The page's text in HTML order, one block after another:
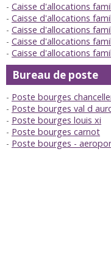
Caisse d'allocations
Caisse d'allocations
Caisse d'allocations
Caisse d'allocations
Caisse d'allocations
Bureau de poste
Poste bourges
Poste bourges val d
Poste bourges louis xi
Poste bourges carnot
Poste bourges -